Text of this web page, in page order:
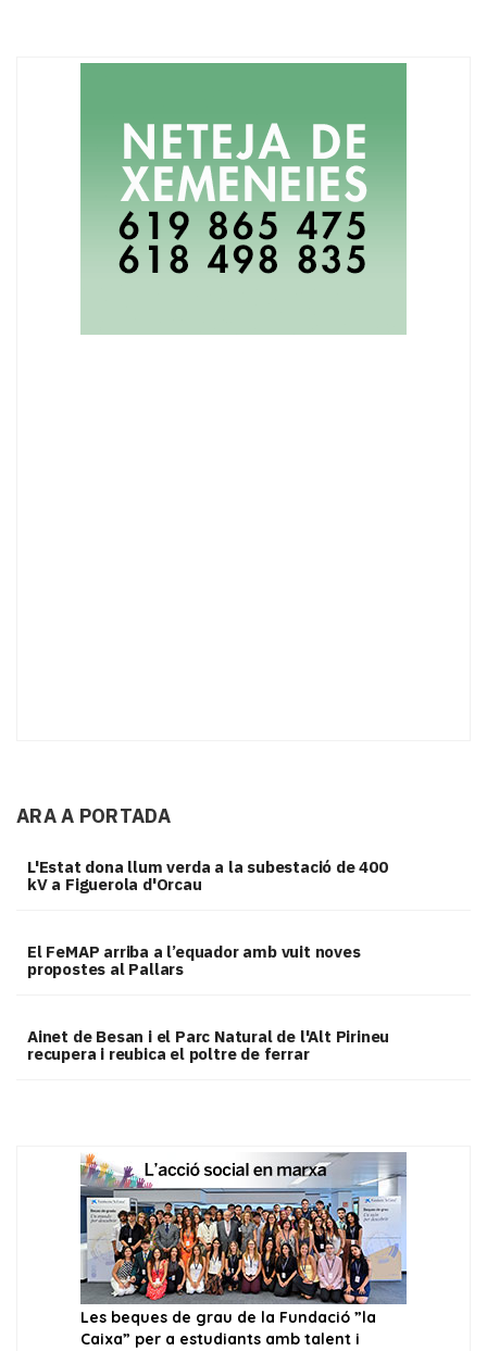
ARA A PORTADA
L'Estat dona llum verda a la subestació de 400
kV a Figuerola d'Orcau
El FeMAP arriba a l’equador amb vuit noves
propostes al Pallars
Ainet de Besan i el Parc Natural de l'Alt Pirineu
recupera i reubica el poltre de ferrar